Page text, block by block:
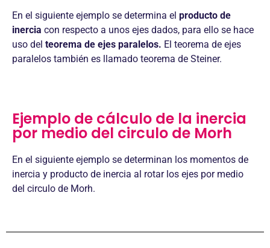
En el siguiente ejemplo se determina el producto de
inercia con respecto a unos ejes dados, para ello se hace
uso del teorema de ejes paralelos. El teorema de ejes
paralelos también es llamado teorema de Steiner.
Ejemplo de cálculo de la inercia
por medio del circulo de Morh
En el siguiente ejemplo se determinan los momentos de
inercia y producto de inercia al rotar los ejes por medio
del circulo de Morh.